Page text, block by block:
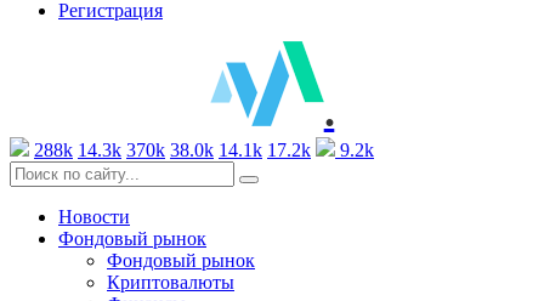
Регистрация
.
288k 14.3k 370k 38.0k 14.1k 17.2k 9.2k
Новости
Фондовый рынок
Фондовый рынок
Криптовалюты